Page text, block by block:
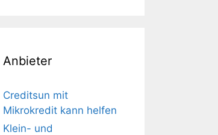
Anbieter
Creditsun mit
Mikrokredit kann helfen
Klein- und